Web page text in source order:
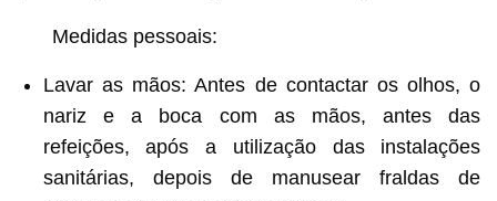
Medidas pessoais:
Lavar as mãos: Antes de contactar os olhos, o
nariz e a boca com as mãos, antes das
refeições, após a utilização das instalações
sanitárias, depois de manusear fraldas de